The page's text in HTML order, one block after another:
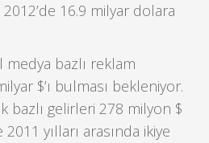
16.9 milyar dolara
bazlı reklam
$’ı bulması bekleniyor.
bazlı gelirleri 278 milyon $
yılları arasında ikiye